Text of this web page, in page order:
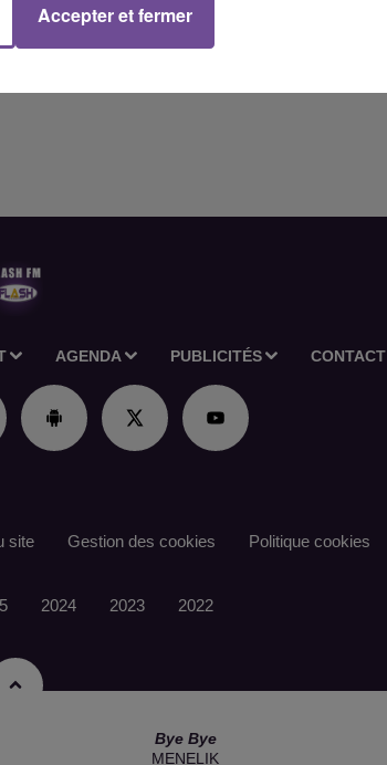
les produits du client.
: vous représentez l'image du
Poste à pourvoir dès
AGENDA PUBLICITÉS CONTACT
Bye Bye
MENELIK
site Gestion des cookies Politique cookies
2024 2023 2022
Accepter et fermer